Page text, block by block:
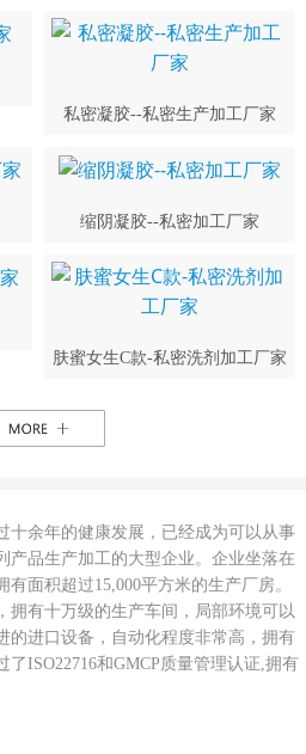
私密凝胶--私密生产加工厂家
缩阴凝胶--私密加工厂家
肤蜜女生C款-私密洗剂加工厂家
十余年的健康发展，已经成为可以从事
产品生产加工的大型企业。企业坐落在
面积超过15,000平方米的生产厂房。
拥有十万级的生产车间，局部环境可以
的进口设备，自动化程度非常高，拥有
ISO22716和GMCP质量管理认证,拥有